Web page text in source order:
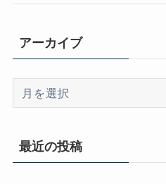
アーカイブ
イ
最近の投稿